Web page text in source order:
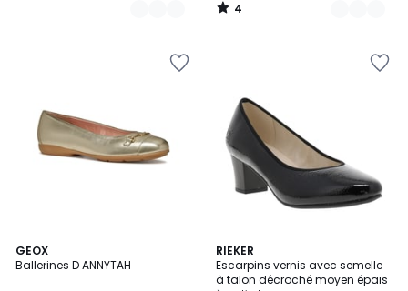
4
/
GEOX
Ballerines D ANNYTAH
RIEKER
Escarpins vernis avec semelle
à talon décroché moyen épais
2
Couleurs